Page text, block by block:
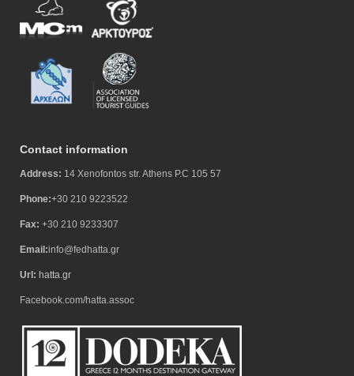
Contact information
Address: 14 Xenofontos str. Athens P.C 105 57
Phone:+30 210 9223522
Fax: +30 210 9233307
Email:info@fedhatta.gr
Url: hatta.gr
Facebook.com/hatta.assoc